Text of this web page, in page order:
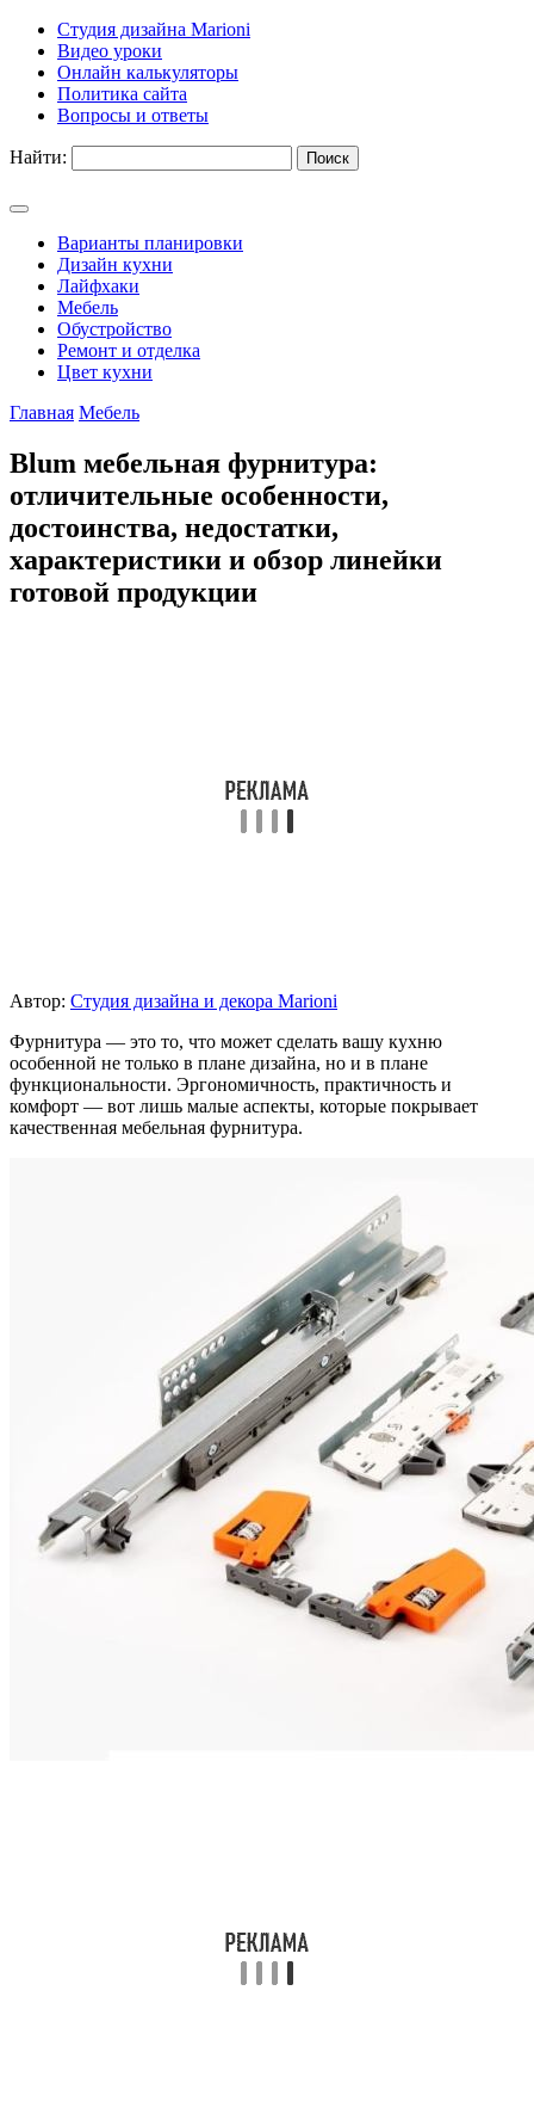
Студия дизайна Marioni
Видео уроки
Онлайн калькуляторы
Политика сайта
Вопросы и ответы
Найти:
Варианты планировки
Дизайн кухни
Лайфхаки
Мебель
Обустройство
Ремонт и отделка
Цвет кухни
Главная Мебель
Blum мебельная фурнитура:
отличительные особенности,
достоинства, недостатки,
характеристики и обзор линейки
готовой продукции
Автор: Студия дизайна и декора Marioni
Фурнитура — это то, что может сделать вашу кухню
особенной не только в плане дизайна, но и в плане
функциональности. Эргономичность, практичность и
комфорт — вот лишь малые аспекты, которые покрывает
качественная мебельная фурнитура.